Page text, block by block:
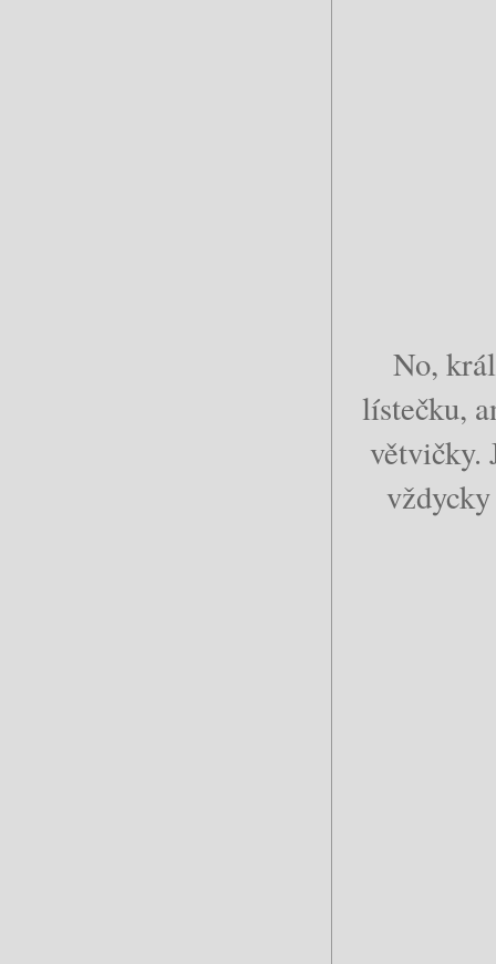
No,
lístečku,
větvičky.